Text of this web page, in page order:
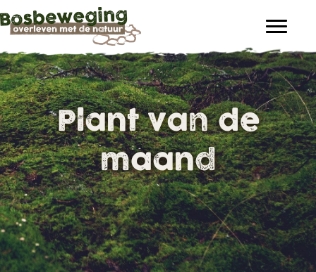
Plant van de
maand